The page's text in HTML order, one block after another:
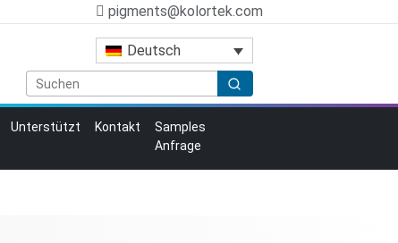
pigments@kolortek.com
Deutsch
Unterstützt Kontakt
Samples
Anfrage